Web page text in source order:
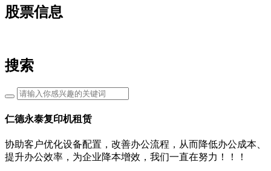
股票信息
搜索
仁德永泰复印机租赁
协助客户优化设备配置，改善办公流程，从而降低办公成本、
提升办公效率，为企业降本增效，我们一直在努力！！！